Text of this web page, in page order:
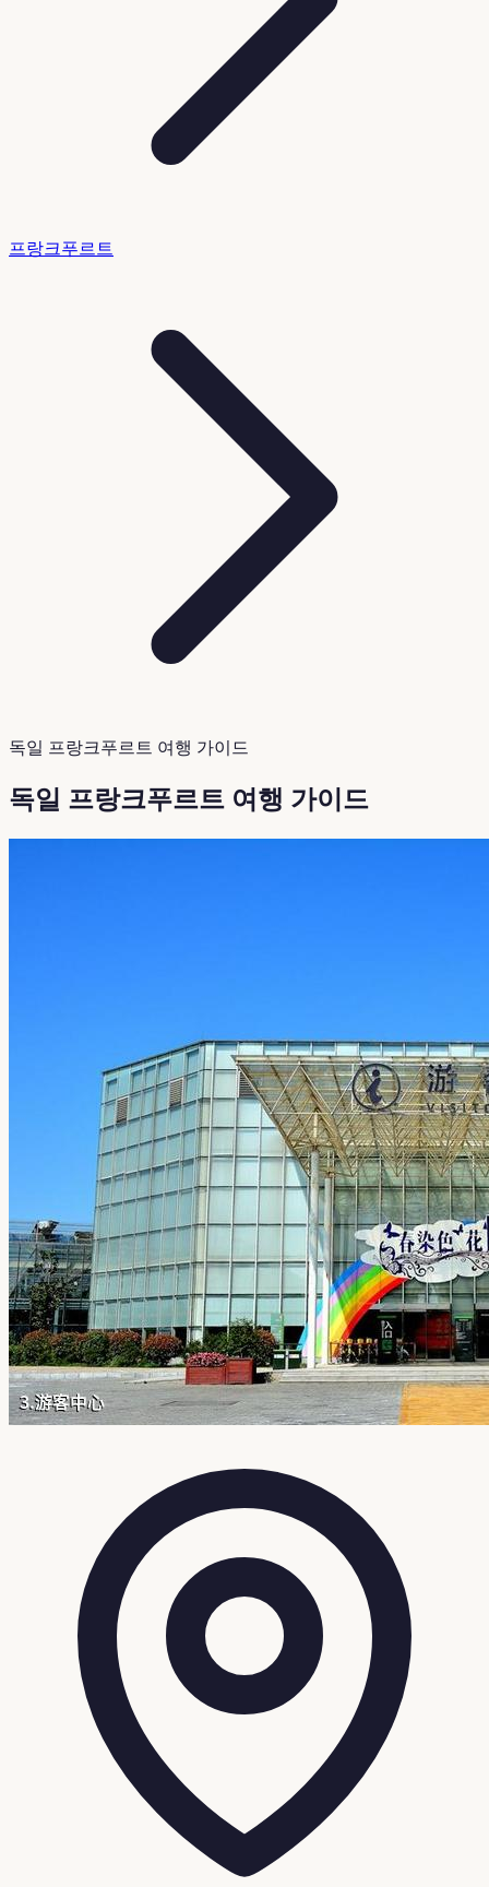
프랑크푸르트
독일 프랑크푸르트 여행 가이드
독일 프랑크푸르트 여행 가이드